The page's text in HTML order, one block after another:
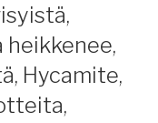
heikkenee,
Hycamite,